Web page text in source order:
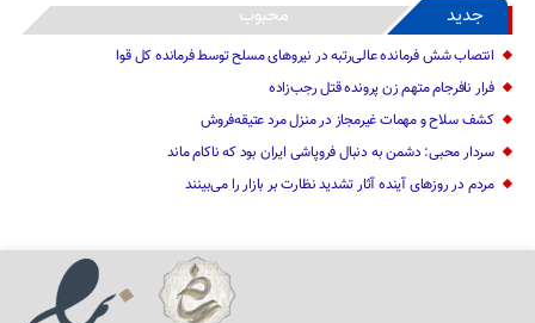
جدید محبوب
انتصاب شش فرمانده عالی‌رتبه در نیروهای مسلح توسط فرمانده کل قوا
فرار نافرجام متهم زن پرونده قتل رجب‌زاده
کشف سلاح و مهمات غیرمجاز در منزل مرد عتیقه‌فروش
سردار محبی: دشمن به دنبال فروپاشی ایران بود که ناکام ماند
مردم در روزهای آینده آثار تشدید نظارت بر بازار را می‌بینند